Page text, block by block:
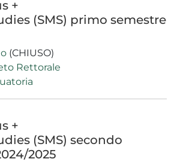
+
(SMS) primo semestre
(CHIUSO)
Rettorale
+
(SMS) secondo
2025